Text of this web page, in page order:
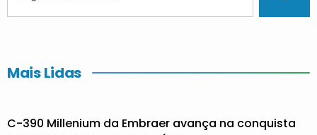
Mais Lidas
C-390 Millenium da Embraer avança na conquista